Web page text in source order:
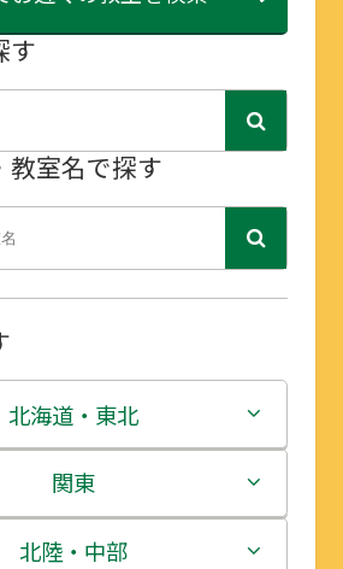
す
教室名で探す
北海道・東北
北海道
青森県
関東
茨城県
北陸・中部